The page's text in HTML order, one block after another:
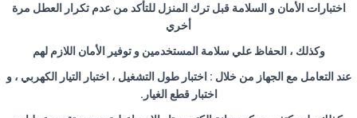
اختبارات الأمان و السلامة قبل ترك المنزل للتأكد من عدم تكرار العطل مرة
أخري
وكذلك ، الحفاظ علي سلامة المستخدمين و توفير الأمان اللازم لهم
عند التعامل مع الجهاز من خلال : اختبار طول التشغيل ، اختبار التيار الكهربي ، و
اختبار قطع الغيار .